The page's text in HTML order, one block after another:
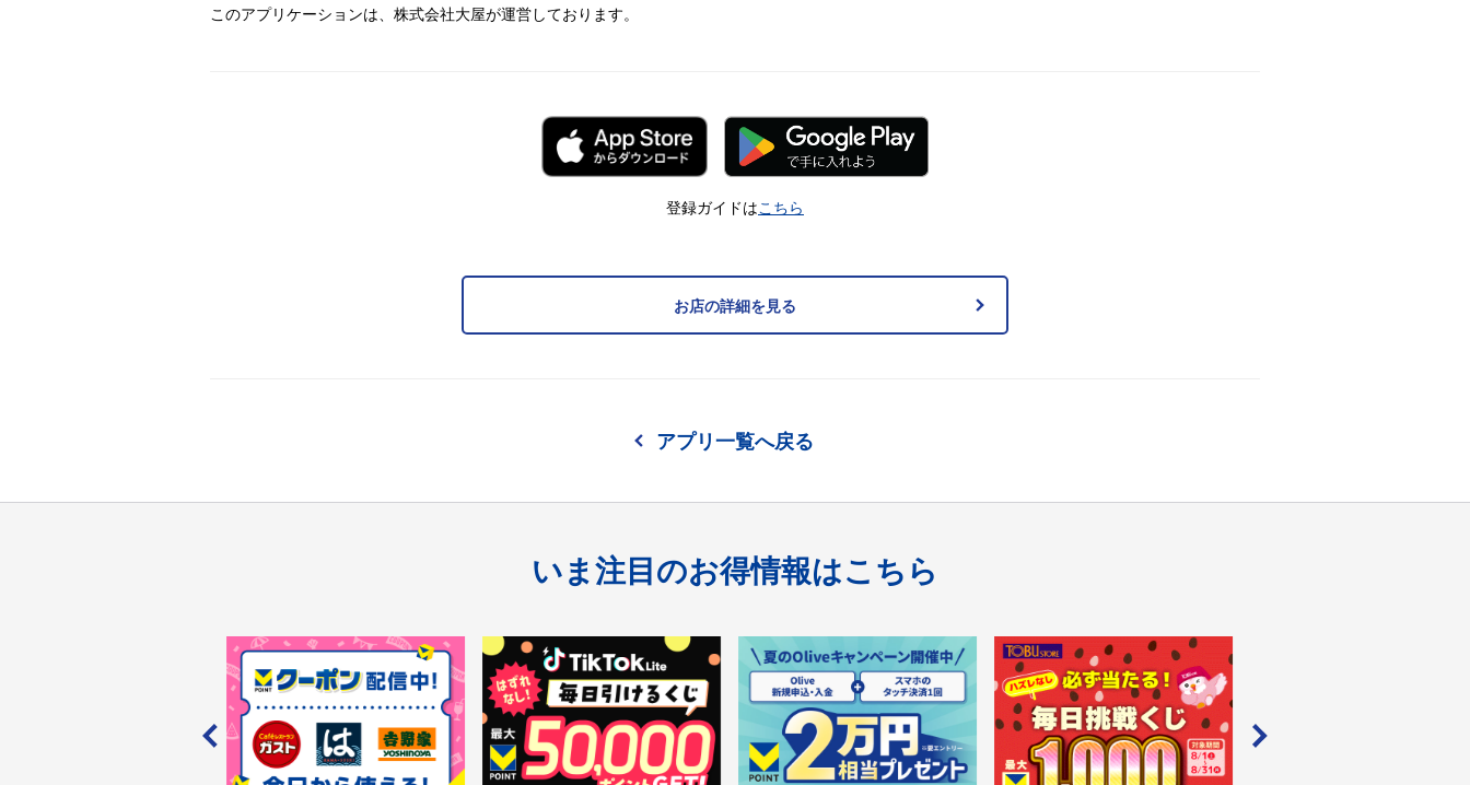
このアプリケーションは、株式会社大屋が運営しております。
登録ガイドはこちら
お店の詳細を見る
アプリ一覧へ戻る
いま注目のお得情報はこちら